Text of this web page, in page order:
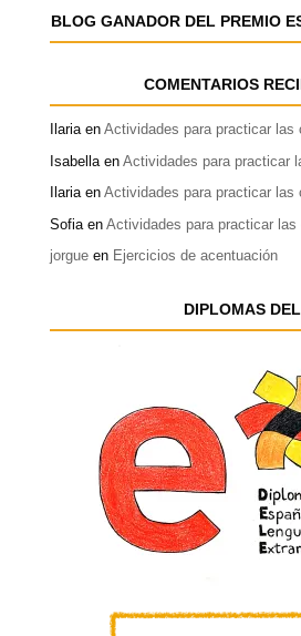
BLOG GANADOR DEL PREMIO
COMENTARIOS
Ilariaen Actividades para practicar las
Isabellaen Actividades para practicar
Ilariaen Actividades para practicar las
Sofiaen Actividades para practicar las
jorgueen Ejercicios de acentuación
DIPLOMAS